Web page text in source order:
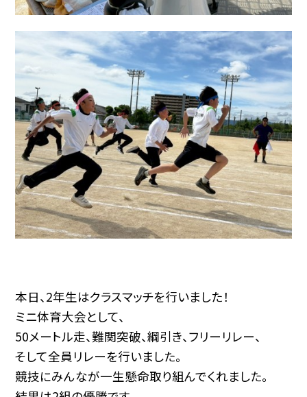
本日、2年生はクラスマッチを行いました！
ミニ体育大会として、
50メートル走、難関突破、綱引き、フリーリレー、
そして全員リレーを行いました。
競技にみんなが一生懸命取り組んでくれました。